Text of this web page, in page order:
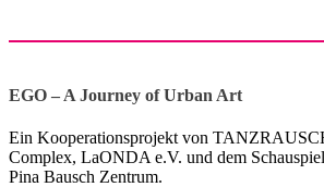
EGO – A Journey of Urban Art
Ein Kooperationsprojekt von
Complex, LaONDA e.V. und dem
Pina Bausch Zentrum.